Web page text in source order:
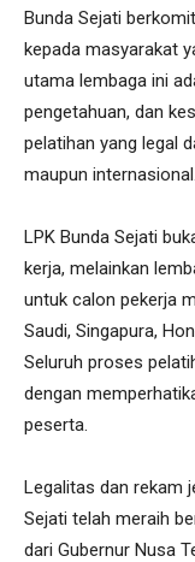
Bunda Sejati
kepada masyarakat
utama lembaga ini
pengetahuan, dan
pelatihan yang legal
maupun internasional.
LPK Bunda Sejati
kerja, melainkan
untuk calon pekerja
Saudi, Singapura,
Seluruh proses
dengan
peserta.
Legalitas dan rekam
Sejati telah meraih
dari Gubernur Nusa